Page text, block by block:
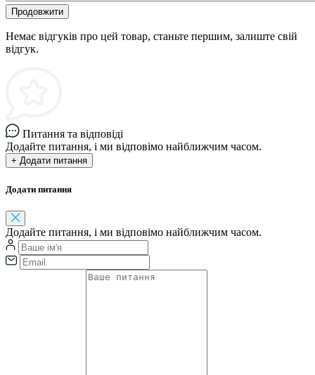
Продовжити
Немає відгуків про цей товар, станьте першим, залиште свій
відгук.
Питання та відповіді
Додайте питання, і ми відповімо найближчим часом.
+ Додати питання
Додати питання
Додайте питання, і ми відповімо найближчим часом.